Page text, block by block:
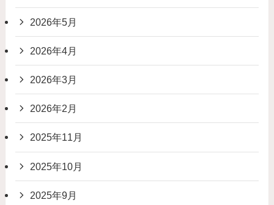
2026年5月
2026年4月
2026年3月
2026年2月
2025年11月
2025年10月
2025年9月